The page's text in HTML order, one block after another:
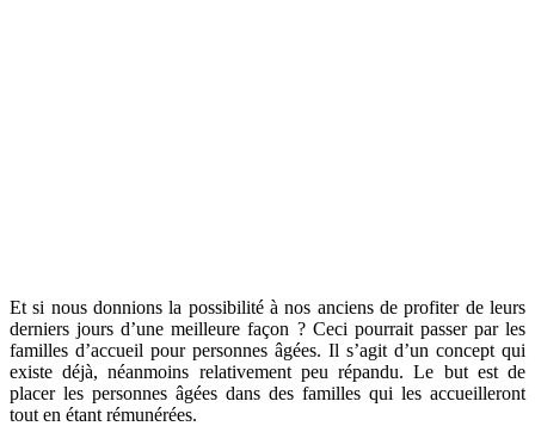
Et si nous donnions la possibilité à nos anciens de profiter de leurs
derniers jours d’une meilleure façon ? Ceci pourrait passer par les
familles d’accueil pour personnes âgées. Il s’agit d’un concept qui
existe déjà, néanmoins relativement peu répandu. Le but est de
placer les personnes âgées dans des familles qui les accueilleront
tout en étant rémunérées.